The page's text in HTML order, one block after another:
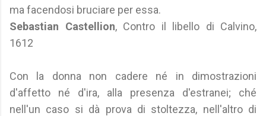
ma facendosi bruciare per essa.
Sebastian Castellion, Contro il libello di Calvino,
1612
Con la donna non cadere né in dimostrazioni
d'affetto né d'ira, alla presenza d'estranei; ché
nell'un caso si dà prova di stoltezza, nell'altro di